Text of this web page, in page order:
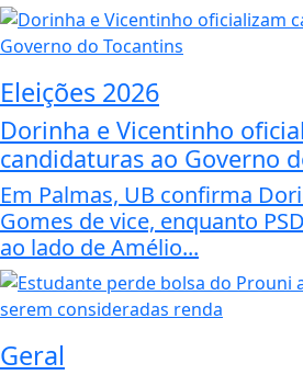
Eleições 2026
Dorinha e Vicentinho
candidaturas ao Governo
Em Palmas, UB confirma
Gomes de vice, enquanto
ao lado de Amélio...
Geral